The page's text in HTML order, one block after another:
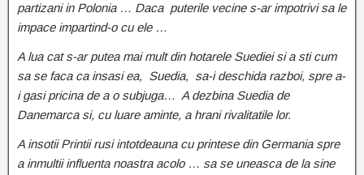
partizani in Polonia … Daca puterile vecine s-ar impotrivi sa le
impace impartind-o cu ele …
A lua cat s-ar putea mai mult din hotarele Suediei si a sti cum
sa se faca ca insasi ea, Suedia, sa-i deschida razboi, spre a-
i gasi pricina de a o subjuga… A dezbina Suedia de
Danemarca si, cu luare aminte, a hrani rivalitatile lor.
A insotii Printii rusi intotdeauna cu printese din Germania spre
a inmultii influenta noastra acolo … sa se uneasca de la sine